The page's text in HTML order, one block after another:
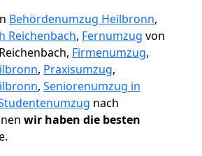
Behördenumzug Heilbronn,
Reichenbach, Fernumzug von
Firmenumzug,
, Praxisumzug,
, Seniorenumzug in
nach
wir haben die besten